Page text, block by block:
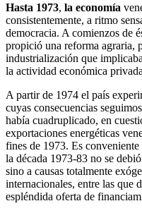
Hasta 1973, la economía
consistentemente, a ritmo
democracia. A comienzos de
propició una reforma agraria,
industrialización que
la actividad económica
A partir de 1974 el país
cuyas consecuencias
había cua­druplicado, en
exportaciones energéti­cas
fines de 1973. Es
la década 1973-83 no se
sino a causas totalmente
internacionales, entre las que
espléndida oferta de